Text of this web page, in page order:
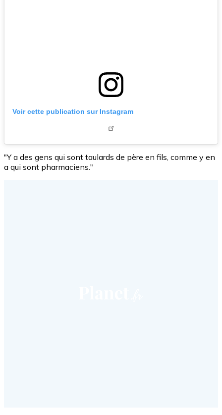
Voir cette publication sur Instagram
"Y a des gens qui sont taulards de père en fils, comme y en
a qui sont pharmaciens."